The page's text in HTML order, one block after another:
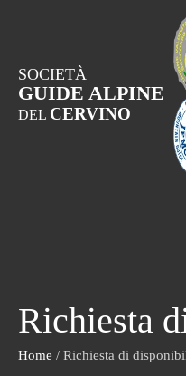
SOCIETÀ
GUIDE ALPINE
DEL CERVINO
Richiesta
Home / Richiesta di